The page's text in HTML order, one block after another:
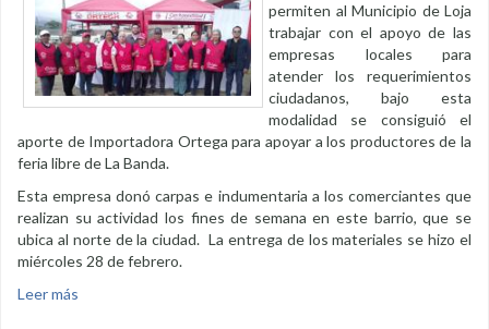
permiten al Municipio de Loja
trabajar con el apoyo de las
empresas locales para
atender los requerimientos
ciudadanos, bajo esta
modalidad se consiguió el
aporte de Importadora Ortega para apoyar a los productores de la
feria libre de La Banda.
Esta empresa donó carpas e indumentaria a los comerciantes que
realizan su actividad los fines de semana en este barrio, que se
ubica al norte de la ciudad. La entrega de los materiales se hizo el
miércoles 28 de febrero.
Leer más